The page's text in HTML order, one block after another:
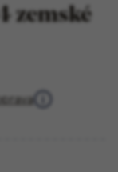
zemské